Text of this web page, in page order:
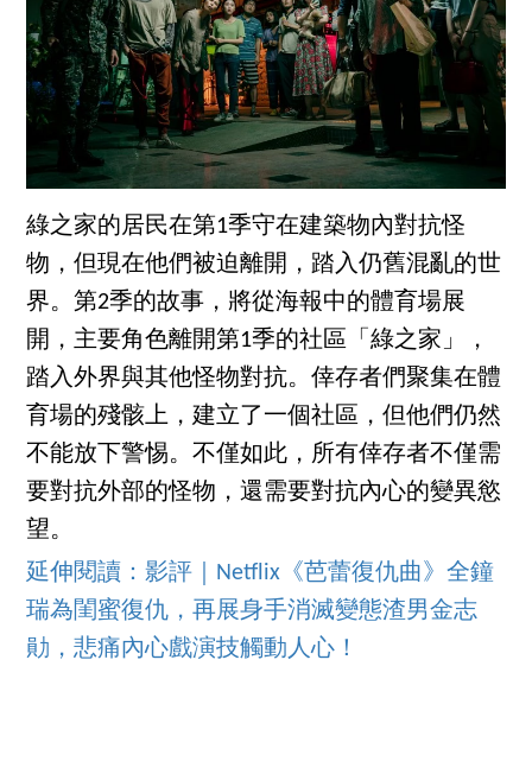
綠之家的居民在第1季守在建築物內對抗怪
物，但現在他們被迫離開，踏入仍舊混亂的世
界。第2季的故事，將從海報中的體育場展
開，主要角色離開第1季的社區「綠之家」，
踏入外界與其他怪物對抗。倖存者們聚集在體
育場的殘骸上，建立了一個社區，但他們仍然
不能放下警惕。不僅如此，所有倖存者不僅需
要對抗外部的怪物，還需要對抗內心的變異慾
望。
延伸閱讀：影評｜Netflix《芭蕾復仇曲》全鐘
瑞為閨蜜復仇，再展身手消滅變態渣男金志
勛，悲痛內心戲演技觸動人心！